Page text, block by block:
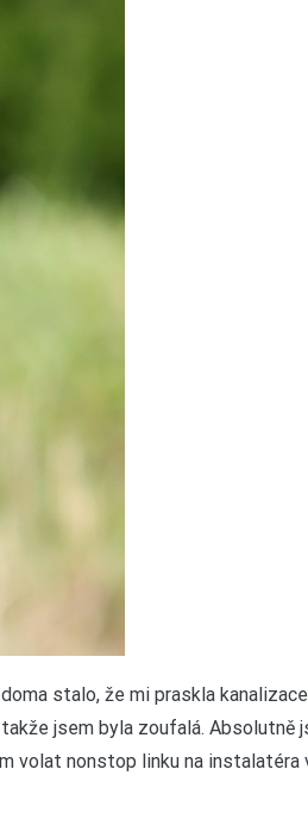
stalo, že mi praskla
jsem byla zoufalá. Absolutně
volat nonstop linku na instalatéra